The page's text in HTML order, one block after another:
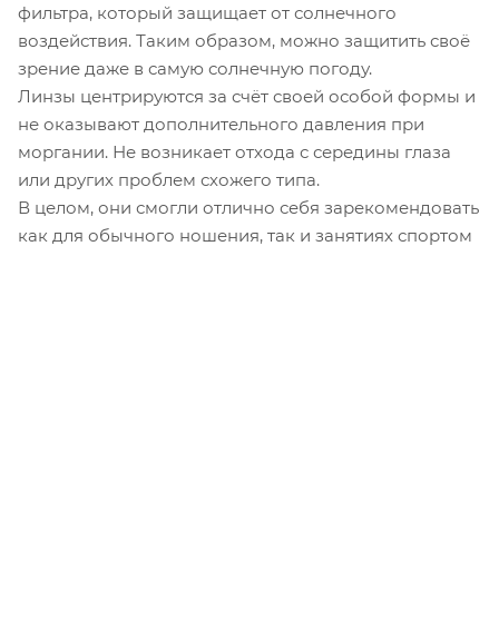
фильтра, который защищает от солнечного
воздействия. Таким образом, можно защитить своё
зрение даже в самую солнечную погоду.
Линзы центрируются за счёт своей особой формы и
не оказывают дополнительного давления при
моргании. Не возникает отхода с середины глаза
или других проблем схожего типа.
В целом, они смогли отлично себя зарекомендовать
как для обычного ношения, так и занятиях спортом